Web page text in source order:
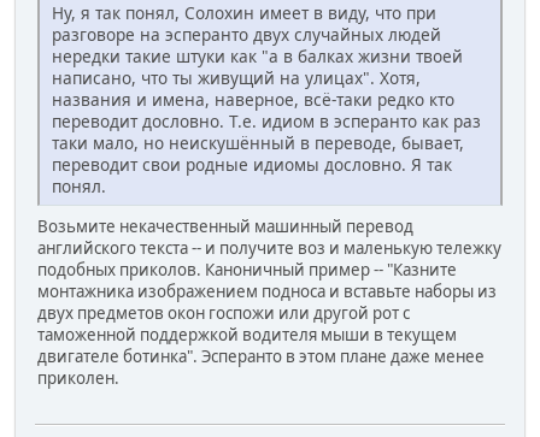
Ну, я так понял, Солохин имеет в виду, что при
разговоре на эсперанто двух случайных людей
нередки такие штуки как "а в балках жизни твоей
написано, что ты живущий на улицах". Хотя,
названия и имена, наверное, всё-таки редко кто
переводит дословно. Т.е. идиом в эсперанто как раз
таки мало, но неискушённый в переводе, бывает,
переводит свои родные идиомы дословно. Я так
понял.
Возьмите некачественный машинный перевод
английского текста -- и получите воз и маленькую тележку
подобных приколов. Каноничный пример -- "Казните
монтажника изображением подноса и вставьте наборы из
двух предметов окон госпожи или другой рот с
таможенной поддержкой водителя мыши в текущем
двигателе ботинка". Эсперанто в этом плане даже менее
приколен.